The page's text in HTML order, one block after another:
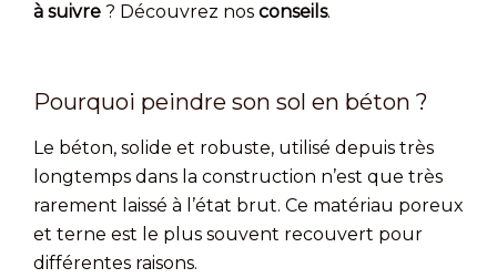
à suivre ? Découvrez nos conseils.
Pourquoi peindre son sol en béton ?
Le béton, solide et robuste, utilisé depuis très
longtemps dans la construction n’est que très
rarement laissé à l’état brut. Ce matériau poreux
et terne est le plus souvent recouvert pour
différentes raisons.